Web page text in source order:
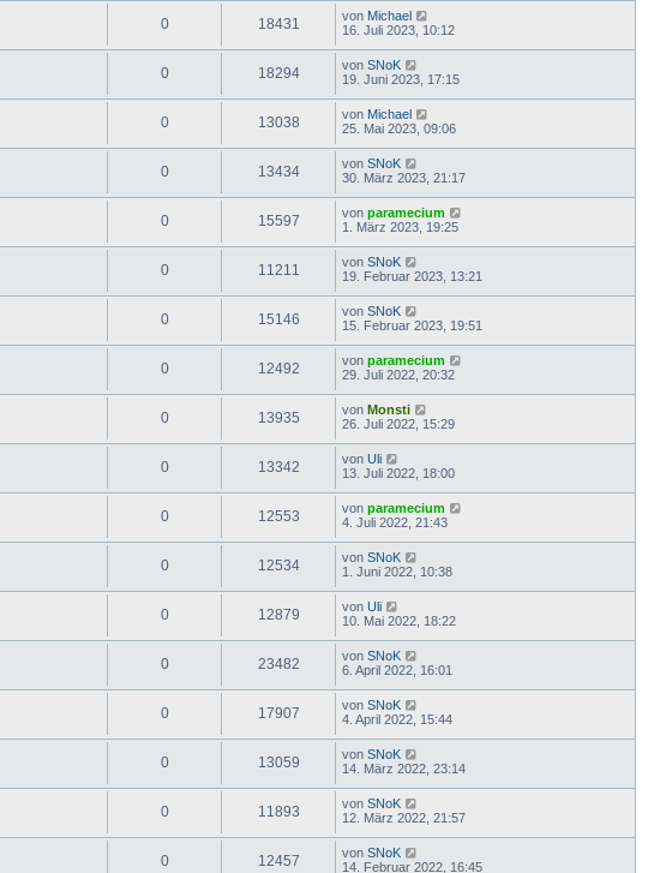
0 18431 von Michael
16. Juli 2023, 10:12
0 18294 von SNoK
19. Juni 2023, 17:15
0 13038 von Michael
25. Mai 2023, 09:06
0 13434 von SNoK
30. März 2023, 21:17
0 15597 von paramecium
1. März 2023, 19:25
0 11211 von SNoK
19. Februar 2023, 13:21
0 15146 von SNoK
15. Februar 2023, 19:51
0 12492 von paramecium
29. Juli 2022, 20:32
0 13935 von Monsti
26. Juli 2022, 15:29
0 13342 von Uli
13. Juli 2022, 18:00
0 12553 von paramecium
4. Juli 2022, 21:43
0 12534 von SNoK
1. Juni 2022, 10:38
0 12879 von Uli
10. Mai 2022, 18:22
0 23482 von SNoK
6. April 2022, 16:01
0 17907 von SNoK
4. April 2022, 15:44
0 13059 von SNoK
14. März 2022, 23:14
0 11893 von SNoK
12. März 2022, 21:57
0 12457 von SNoK
14. Februar 2022, 16:45